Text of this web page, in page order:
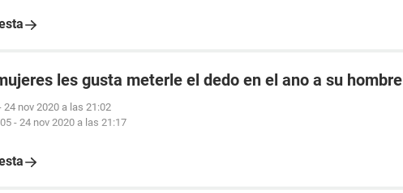
les gusta meterle el dedo en el ano a su hombre
24 nov 2020 a las 21:02
- 24 nov 2020 a las 21:17